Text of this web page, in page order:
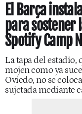
El Barça
para sostener
Spotify Camp
La tapa del
mojen como ya
Oviedo, no se
sujetada mediante